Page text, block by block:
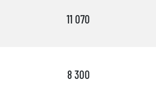
11 070
8 300